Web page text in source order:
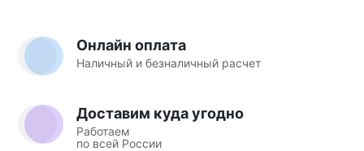
Онлайн оплата
Наличный и безналичный расчет
Доставим куда угодно
Работаем
по всей России